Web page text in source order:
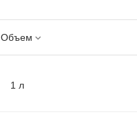
Объем
1 л